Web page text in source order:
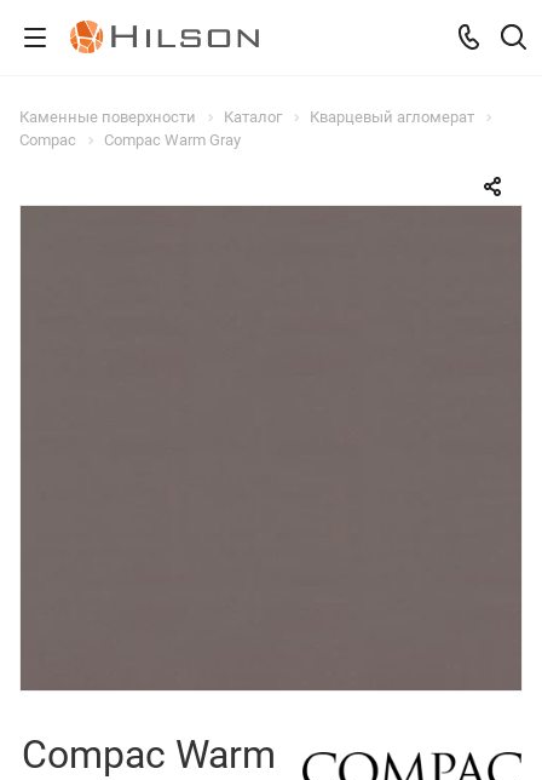
Каменные поверхности Каталог
Кварцевый агломерат
Compac
Compac Warm Gray
Compac Warm